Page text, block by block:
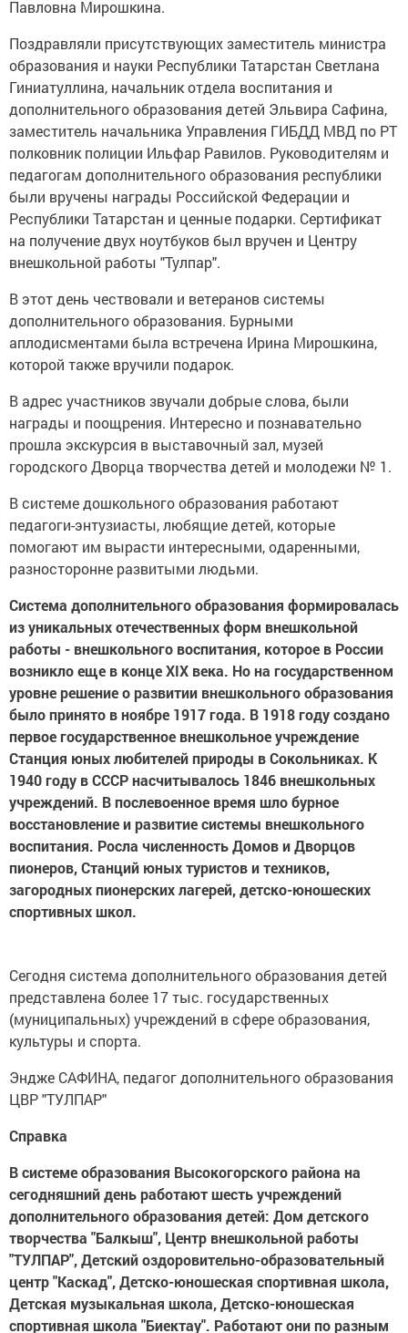
Павловна Мирошкина.
Поздравляли присутствующих заместитель министра
образования и науки Республики Татарстан Светлана
Гиниатуллина, начальник отдела воспитания и
дополнительного образования детей Эльвира Сафина,
заместитель начальника Управления ГИБДД МВД по РТ
полковник полиции Ильфар Равилов. Руководителям и
педагогам дополнительного образования республики
были вручены награды Российской Федерации и
Республики Татарстан и ценные подарки. Сертификат
на получение двух ноутбуков был вручен и Центру
внешкольной работы "Тулпар".
В этот день чествовали и ветеранов системы
дополнительного образования. Бурными
аплодисментами была встречена Ирина Мирошкина,
которой также вручили подарок.
В адрес участников звучали добрые слова, были
награды и поощрения. Интересно и познавательно
прошла экскурсия в выставочный зал, музей
городского Дворца творчества детей и молодежи № 1.
В системе дошкольного образования работают
педагоги-энтузиасты, любящие детей, которые
помогают им вырасти интересными, одаренными,
разносторонне развитыми людьми.
Система дополнительного образования формировалась
из уникальных отечественных форм внешкольной
работы - внешкольного воспитания, которое в России
возникло еще в конце XIX века. Но на государственном
уровне решение о развитии внешкольного образования
было принято в ноябре 1917 года. В 1918 году создано
первое государственное внешкольное учреждение
Станция юных любителей природы в Сокольниках. К
1940 году в СССР насчитывалось 1846 внешкольных
учреждений. В послевоенное время шло бурное
восстановление и развитие системы внешкольного
воспитания. Росла численность Домов и Дворцов
пионеров, Станций юных туристов и техников,
загородных пионерских лагерей, детско-юношеских
спортивных школ.
Сегодня система дополнительного образования детей
представлена более 17 тыс. государственных
(муниципальных) учреждений в сфере образования,
культуры и спорта.
Эндже САФИНА, педагог дополнительного образования
ЦВР "ТУЛПАР"
Справка
В системе образования Высокогорского района на
сегодняшний день работают шесть учреждений
дополнительного образования детей: Дом детского
творчества "Балкыш", Центр внешкольной работы
"ТУЛПАР", Детский оздоровительно-образовательный
центр "Каскад", Детско-юношеская спортивная школа,
Детская музыкальная школа, Детско-юношеская
спортивная школа "Биектау". Работают они по разным